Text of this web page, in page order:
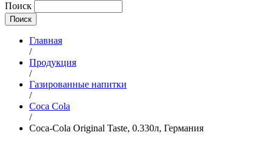
Поиск
Главная
/
Продукция
/
Газированные напитки
/
Coca Cola
/
Coca-Cola Original Taste, 0.330л, Германия